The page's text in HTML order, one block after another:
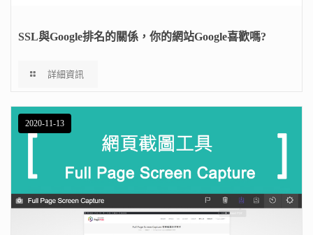
SSL與Google排名的關係，你的網站Google喜歡嗎?
詳細資訊
2020-11-13